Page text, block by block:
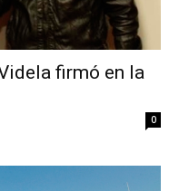
firmó en la
0